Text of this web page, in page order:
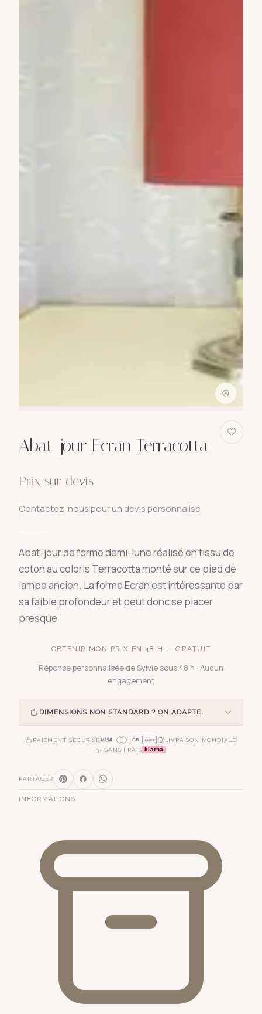
Abat-jour Ecran Terracotta
Prix sur devis
Contactez-nous pour un devis personnalisé
Abat-jour de forme demi-lune réalisé en tissu de
coton au coloris Terracotta monté sur ce pied de
lampe ancien. La forme Ecran est intéressante par
sa faible profondeur et peut donc se placer
presque
OBTENIR MON PRIX EN 48 H — GRATUIT
Réponse personnalisée de Sylvie sous 48 h · Aucun
engagement
DIMENSIONS NON STANDARD ? ON ADAPTE.
PAIEMENT SÉCURISÉ CB AMEX
LIVRAISON MONDIALE
3× SANS FRAIS klarna
PARTAGER
INFORMATIONS